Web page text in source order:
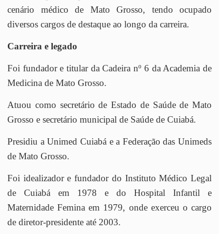
cenário médico de Mato Grosso, tendo ocupado
diversos cargos de destaque ao longo da carreira.
Carreira e legado
Foi fundador e titular da Cadeira nº 6 da Academia de
Medicina de Mato Grosso.
Atuou como secretário de Estado de Saúde de Mato
Grosso e secretário municipal de Saúde de Cuiabá.
Presidiu a Unimed Cuiabá e a Federação das Unimeds
de Mato Grosso.
Foi idealizador e fundador do Instituto Médico Legal
de Cuiabá em 1978 e do Hospital Infantil e
Maternidade Femina em 1979, onde exerceu o cargo
de diretor-presidente até 2003.